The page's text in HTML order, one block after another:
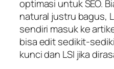
optimasi untuk SEO.
natural justru bagus,
sendiri masuk ke
bisa edit sedikit-
kunci dan LSI jika